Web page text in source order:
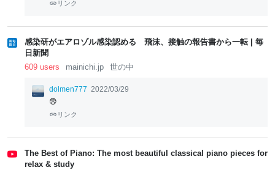
リンク
感染研がエアロゾル感染認める 飛沫、接触の報告書から一転 | 毎
日新聞
609 users
mainichi.jp 世の中
dolmen777 2022/03/29
😨
リンク
The Best of Piano: The most beautiful classical piano pieces for
relax & study